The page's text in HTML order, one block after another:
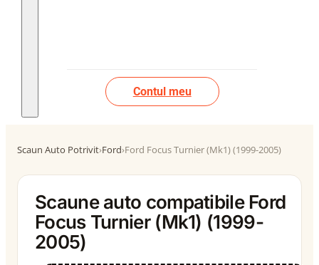
Contul meu
Scaun Auto Potrivit›Ford›Ford Focus Turnier (Mk1) (1999-2005)
Scaune auto compatibile Ford
Focus Turnier (Mk1) (1999-
2005)